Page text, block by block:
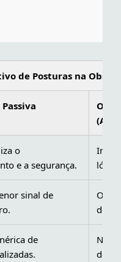
de Posturas na
o
e a segurança.
sinal de
de